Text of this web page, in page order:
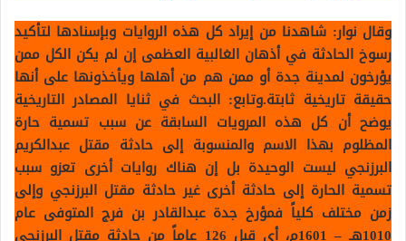
وقال نوار: شاهدنا من إيراد كل هذه الروايات وبإسنادها لتأكيد
رسوخ الحادثة في أذهان الغالبية العظمى إن لم يكن الكل ممن
يؤرخون لمدينة جدة أو ممن هم من أهلها ويأخذونها على أنها
حقيقة تاريخية ثابتة.وتابع: البحث في ثنايا المصادر التاريخية
يوضح أن كل هذه المرويات السابقة عن سبب تسمية حارة
المظلوم بهذا الاسم والمنسوبة إلى حادثة مقتل عبدالكريم
البرزنجي ليست الوحيدة بل إن هناك روايات أخرى تعزو سبب
تسمية الحارة إلى حادثة أخرى غير حادثة مقتل البرزنجي وإلى
زمن مختلف كلياً فمؤرخ جدة عبدالقادر بن فرج المتوفى عام
1010هـ – 1601م، أي قبل 126 عاماً من حادثة مقتل البرزنجي